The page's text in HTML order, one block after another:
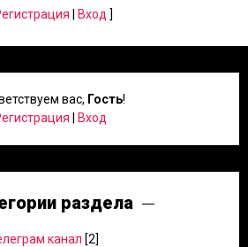
Вход ]
вас, Гость!
Вход
раздела
канал [2]